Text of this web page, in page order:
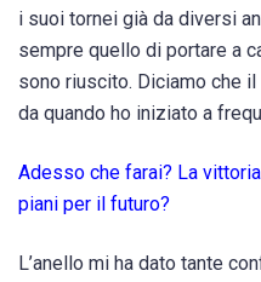
i suoi tornei già da diversi
sempre quello di portare a
sono riuscito. Diciamo che
da quando ho iniziato a
Adesso che farai? La
piani per il futuro?
L’anello mi ha dato tante